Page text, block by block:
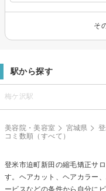
そ
駅から探す
梅ケ沢駅
美容院・美容室 宮城県
コミ数順（すべて）
登米市迫町新田の縮毛矯正サ
す。ヘアカット、ヘアカラー
ービスなどの条件から自分に